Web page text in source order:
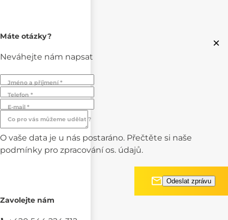
×
Máte otázky?
Neváhejte nám napsat
Jméno a příjmení *
Telefon *
E-mail *
Co pro vás můžeme udělat ?
O vaše data je u nás postaráno. Přečtěte si naše
podmínky pro zpracování os. údajů.
Zavolejte nám